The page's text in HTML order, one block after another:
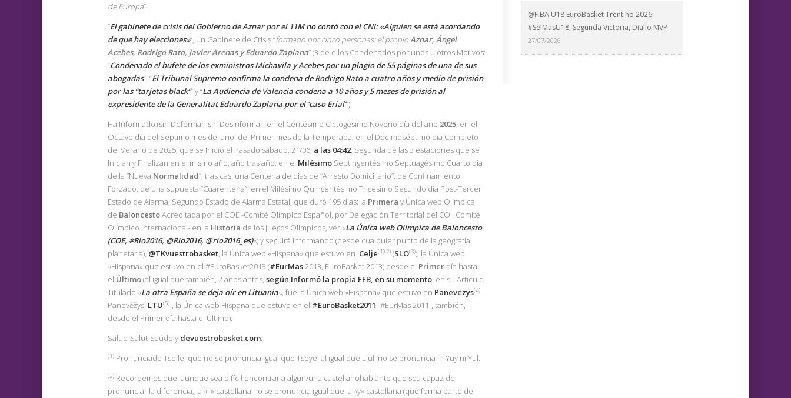
de Europa”.
“El gabinete de crisis del Gobierno de Aznar por el 11M no contó con el CNI: «Alguien se está acordando
de que hay elecciones»”, un Gabinete de Crisis “formado por cinco personas: el propioAznar, Ángel
Acebes, Rodrigo Rato, Javier Arenas y Eduardo Zaplana” (3 de ellos Condenados por unos u otros Motivos:
“Condenado el bufete de los exministros Michavila y Acebes por un plagio de 55 páginas de una de sus
abogadas”, “El Tribunal Supremo confirma la condena de Rodrigo Rato a cuatro años y medio de prisión
por las “tarjetas black”” y “La Audiencia de Valencia condena a 10 años y 5 meses de prisión al
expresidente de la Generalitat Eduardo Zaplana por el ‘caso Erial’”).
Ha Informado (sin Deformar, sin Desinformar, en el Centésimo Octogésimo Noveno día del año 2025; en el
Octavo día del Séptimo mes del año, del Primer mes de la Temporada; en el Decimoséptimo día Completo
del Verano de 2025, que se Inició el Pasado sábado, 21/06, a las 04:42, Segunda de las 3 estaciones que se
Inician y Finalizan en el mismo año, año tras año; en el Milésimo Septingentésimo Septuagésimo Cuarto día
de la “Nueva Normalidad”, tras casi una Centena de días de “Arresto Domiciliario”, de Confinamiento
Forzado, de una supuesta “Cuarentena”; en el Milésimo Quingentésimo Trigésimo Segundo día Post-Tercer
Estado de Alarma, Segundo Estado de Alarma Estatal, que duró 195 días; la Primera y Única web Olímpica
de BaloncestoAcreditada por el COE -Comité Olímpico Español, por Delegación Territorial del COI, Comité
Olímpico Internacional- en la Historia de los Juegos Olímpicos, ver «La Única web Olímpica de Baloncesto
(COE, #Rio2016, @Rio2016, @rio2016_es)«) y seguirá Informando (desde cualquier punto de la geografía
planetaria), @TKvuestrobasket, la Única web «Hispana» que estuvo en Celje(1)(2) (SLO(3)), la Única web
«Hispana» que estuvo en el #EuroBasket2013 (#EurMas2013, EuroBasket 2013) desde el Primer día hasta
el Último(al igual que también, 2 años antes, según Informó la propia FEB, en su momento, en su Artículo
Titulado «La otra España se deja oír en Lituania«, fue la Única web «Hispana» que estuvo en Panevezys(4) -
Panevėžys, LTU(5)-, la Única web Hispana que estuvo en el #EuroBasket2011 -#EurMas 2011-, también,
desde el Primer día hasta el Último).
Salud-Salut-Saúde y devuestrobasket.com.
(1) Pronunciado Tselle, que no se pronuncia igual que Tseye, al igual que Llull no se pronuncia ni Yuy ni Yul.
(2) Recordemos que, aunque sea difícil encontrar a algún/una castellanohablante que sea capaz de
pronunciar la diferencia, la «ll» castellana no se pronuncia igual que la «y» castellana (que forma parte de
@FIBA U18 EuroBasket Trentino 2026:
#SelMasU18, Segunda Victoria, Diallo MVP
27/07/2026